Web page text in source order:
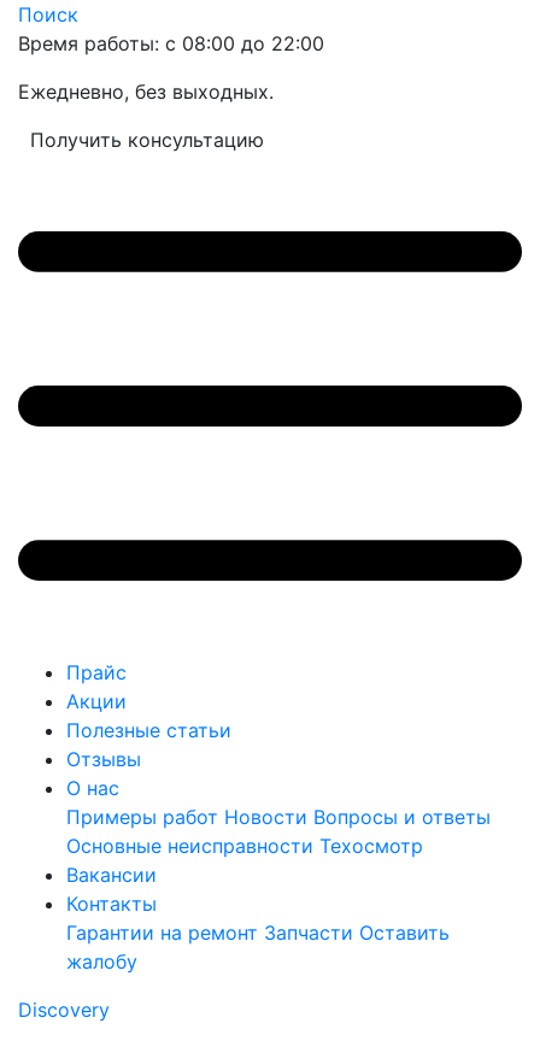
Поиск
Время работы: с 08:00 до 22:00
Ежедневно, без выходных.
Получить консультацию
Прайс
Акции
Полезные статьи
Отзывы
О нас
Примеры работ Новости Вопросы и ответы
Основные неисправности Техосмотр
Вакансии
Контакты
Гарантии на ремонт Запчасти Оставить
жалобу
Discovery